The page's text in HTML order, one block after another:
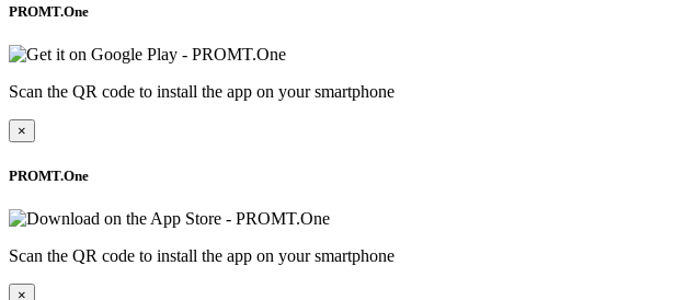
PROMT.One
Scan the QR code to install the app on your smartphone
×
PROMT.One
Scan the QR code to install the app on your smartphone
×